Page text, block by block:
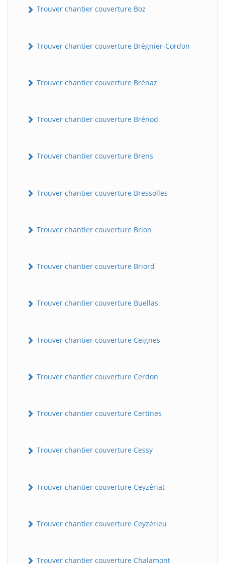
Trouver chantier couverture Boz
Trouver chantier couverture Brégnier-Cordon
Trouver chantier couverture Brénaz
Trouver chantier couverture Brénod
Trouver chantier couverture Brens
Trouver chantier couverture Bressolles
Trouver chantier couverture Brion
Trouver chantier couverture Briord
Trouver chantier couverture Buellas
Trouver chantier couverture Ceignes
Trouver chantier couverture Cerdon
Trouver chantier couverture Certines
Trouver chantier couverture Cessy
Trouver chantier couverture Ceyzériat
Trouver chantier couverture Ceyzérieu
Trouver chantier couverture Chalamont